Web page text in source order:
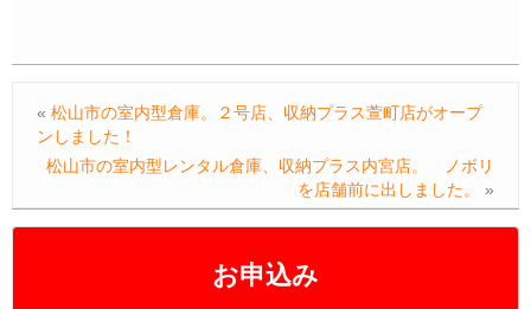
お申込み
c
b
o
o
tt
e
ail e
a
p
Li
n
k
« 松山市の室内型倉庫。２号店、収納プラス萱町店がオープ
ンしました！
松山市の室内型レンタル倉庫、収納プラス内宮店。 ノボリ
を店舗前に出しました。
»